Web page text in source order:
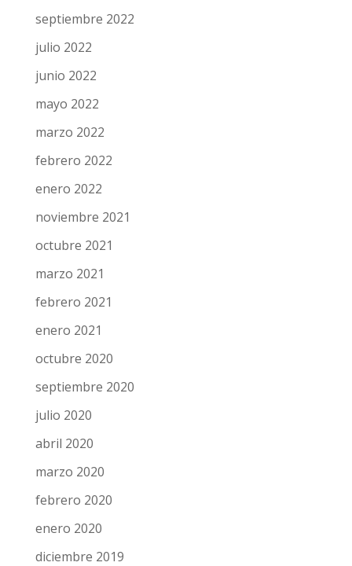
septiembre 2022
julio 2022
junio 2022
mayo 2022
marzo 2022
febrero 2022
enero 2022
noviembre 2021
octubre 2021
marzo 2021
febrero 2021
enero 2021
octubre 2020
septiembre 2020
julio 2020
abril 2020
marzo 2020
febrero 2020
enero 2020
diciembre 2019